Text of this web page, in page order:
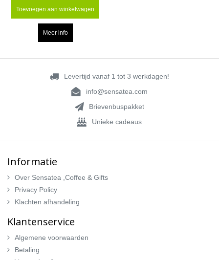
Toevoegen aan winkelwagen
Meer info
Levertijd vanaf 1 tot 3 werkdagen!
info@sensatea.com
Brievenbuspakket
Unieke cadeaus
Informatie
Over Sensatea ,Coffee & Gifts
Privacy Policy
Klachten afhandeling
Klantenservice
Algemene voorwaarden
Betaling